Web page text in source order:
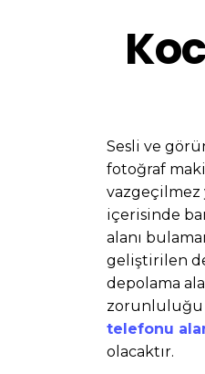
Sesli ve
fotoğraf
vazgeçilmez
içerisinde
alanı
geliştirilen
depolama
zorunluluğu
telefonu
olacaktır.